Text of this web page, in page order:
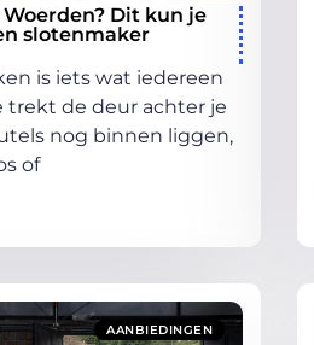
Dit kun je
slotenmaker
is iets wat iedereen
trekt de deur achter je
nog binnen liggen,
of
AANBIEDINGEN